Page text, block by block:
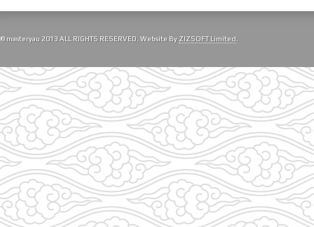
© masteryau 2013 ALL RIGHTS RESERVED. Website By ZIZSOFT Limited